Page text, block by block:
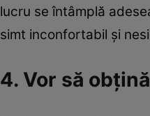
lucru se întâmplă
simt inconfortabil şi
4. Vor să